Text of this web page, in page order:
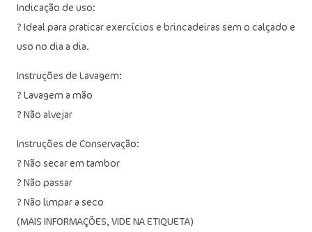
Indicação de uso:
? Ideal para praticar exercícios e brincadeiras sem o calçado e
uso no dia a dia.
Instruções de Lavagem:
? Lavagem a mão
? Não alvejar
Instruções de Conservação:
? Não secar em tambor
? Não passar
? Não limpar a seco
(MAIS INFORMAÇÕES, VIDE NA ETIQUETA)